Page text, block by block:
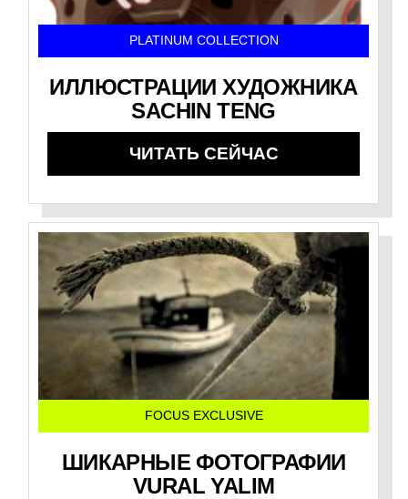
PLATINUM COLLECTION
ИЛЛЮСТРАЦИИ ХУДОЖНИКА
SACHIN TENG
ЧИТАТЬ СЕЙЧАС
FOCUS EXCLUSIVE
ШИКАРНЫЕ ФОТОГРАФИИ
VURAL YALIM